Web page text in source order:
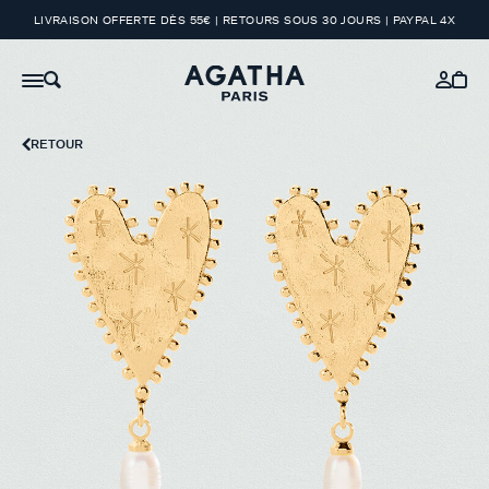
LIVRAISON OFFERTE DÈS 55€ | RETOURS SOUS 30 JOURS | PAYPAL 4X
RETOUR